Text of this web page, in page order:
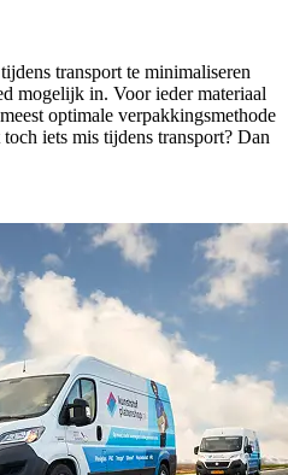
transport te minimaliseren
mogelijk in. Voor ieder materiaal
optimale verpakkingsmethode
iets mis tijdens transport? Dan